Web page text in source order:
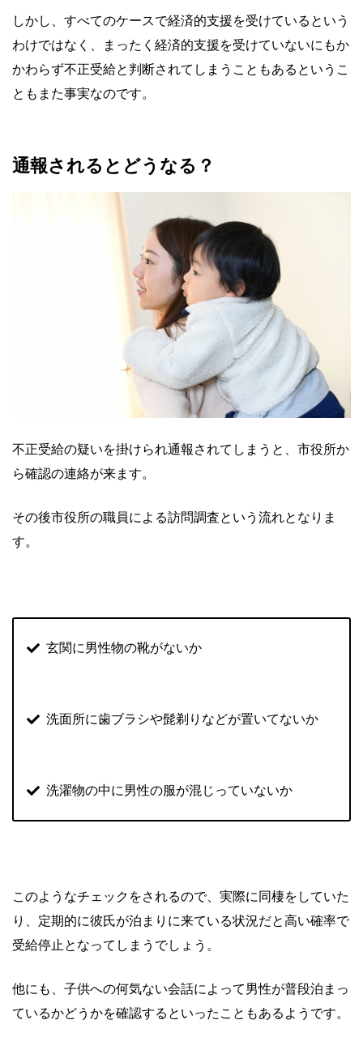
しかし、すべてのケースで経済的支援を受けているという
わけではなく、まったく経済的支援を受けていないにもか
かわらず不正受給と判断されてしまうこともあるというこ
ともまた事実なのです。
通報されるとどうなる？
不正受給の疑いを掛けられ通報されてしまうと、市役所か
ら確認の連絡が来ます。
その後市役所の職員による訪問調査という流れとなりま
す。
玄関に男性物の靴がないか
洗面所に歯ブラシや髭剃りなどが置いてないか
洗濯物の中に男性の服が混じっていないか
このようなチェックをされるので、実際に同棲をしていた
り、定期的に彼氏が泊まりに来ている状況だと高い確率で
受給停止となってしまうでしょう。
他にも、子供への何気ない会話によって男性が普段泊まっ
ているかどうかを確認するといったこともあるようです。